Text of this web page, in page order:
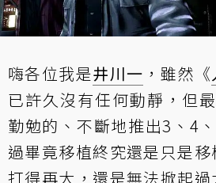
嗨各位我是井川一 ，雖然《
已許久沒有任何動靜，但
勤勉的、不斷地推出3、4
過畢竟移植終究還是只是
打得再大，還是無法掀起